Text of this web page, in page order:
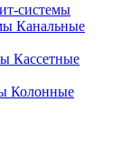
системы
Канальные
Кассетные
Колонные